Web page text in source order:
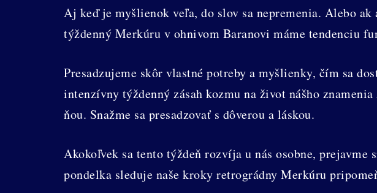
Aj keď je myšlienok veľa, do slov sa nepremenia. Alebo
týždenný Merkúru v ohnivom Baranovi máme tendenciu
Presadzujeme skôr vlastné potreby a myšlienky, čím sa
intenzívny týždenný zásah kozmu na život nášho
ňou. Snažme sa presadzovať s dôverou a láskou.
Akokoľvek sa tento týždeň rozvíja u nás osobne, prejavme
pondelka sleduje naše kroky retrográdny Merkúru